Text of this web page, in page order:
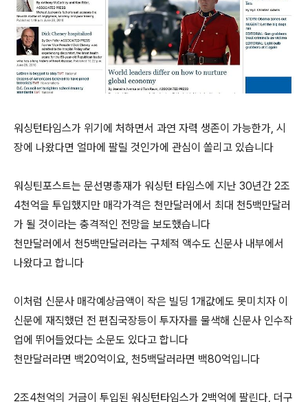
워싱턴타임스가 위기에 처하면서 과연 자력 생존이 가능한가, 시
장에 나왔다면 얼마에 팔릴 것인가에 관심이 쏠리고 있습니다
워싱틴포스트는 문선명총재가 워싱턴 타임스에 지난 30년간 2조
4천억을 투입했지만 매각가격은 천만달러에서 최대 천5백만달러
가 될 것이라는 충격적인 전망을 보도했습니다
천만달러에서 천5백만달러라는 구체적 액수도 신문사 내부에서
나왔다고 합니다
이처럼 신문사 매각예상금액이 작은 빌딩 1개값에도 못미치자 이
신문에 재직했던 전 편집국장등이 투자자를 물색해 신문사 인수작
업에 뛰어들었다는 소문도 있다고 합니다
천만달러라면 백20억이요, 천5백달러라면 백80억입니다
2조4천억의 거금이 투입된 워싱턴타임스가 2백억에 팔린다, 더구